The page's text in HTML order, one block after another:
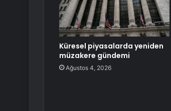
Küresel piyasalarda yeniden
müzakere gündemi
Ağustos 4, 2026